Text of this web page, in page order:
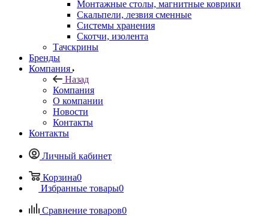
Монтажные столы, магнитные коврики
Скальпели, лезвия сменные
Системы хранения
Скотчи, изолента
Тачскрины
Бренды
Компания
Назад
Компания
О компании
Новости
Контакты
Контакты
Личный кабинет
Корзина0
Избранные товары0
Сравнение товаров0